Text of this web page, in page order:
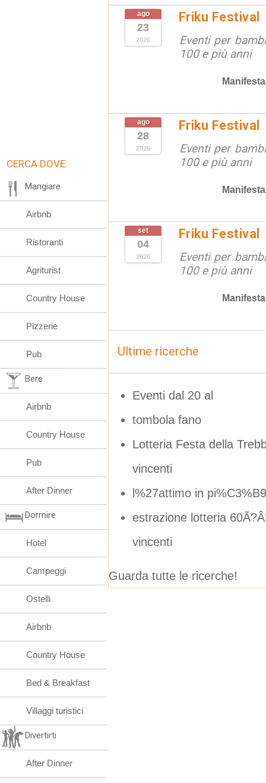
ago
23
2026
Friku Festival
Eventi per
100 e più anni
ago
28
2026
Friku Festival
Eventi per
100 e più anni
set
04
2026
Friku Festival
Eventi per
100 e più anni
Ultime ricerche
Eventi dal 20 al
tombola fano
Lotteria Festa della
vincenti
l%27attimo in pi%C3%B9
estrazione lotteria
vincenti
Guarda tutte le ricerche!
CERCA DOVE:
Mangiare
Airbnb
Ristoranti
Agriturist
Country House
Pizzerie
Pub
Bere
Airbnb
Country House
Pub
After Dinner
Dormire
Hotel
Campeggi
Ostelli
Airbnb
Country House
Bed & Breakfast
Villaggi turistici
Divertirti
After Dinner